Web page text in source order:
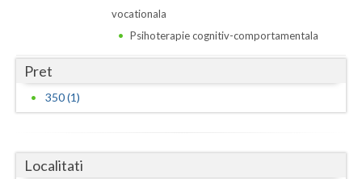
Harghita
Hunedoara
Iasi
vocationala
Psihoterapie cognitiv-comportamentala
Pret
350 (1)
Localitati